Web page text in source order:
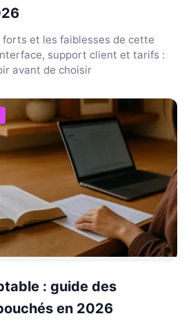
forts et les faiblesses de cette
support client et tarifs :
avant de choisir
: guide des
en 2026